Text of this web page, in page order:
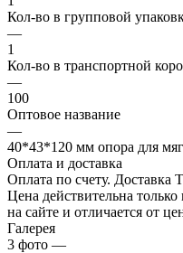
Кол-во в групповой
—
1
Кол-во в транспортной
—
100
Оптовое название
—
40*43*120 мм опора для
Оплата и доставка
Оплата по счету. Доставка
Цена действительна
на сайте и отличается от
Галерея
3 фото —